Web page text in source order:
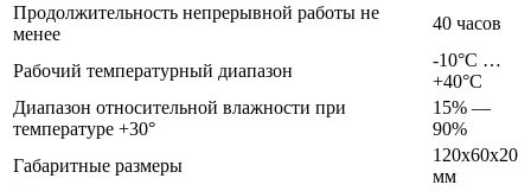
Продолжительность непрерывной работы не
менее
40 часов
Рабочий температурный диапазон
-10°С …
+40°С
Диапазон относительной влажности при
температуре +30°
15% —
90%
Габаритные размеры
120x60x20
мм